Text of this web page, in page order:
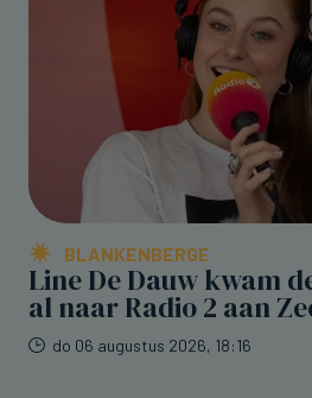
BLANKENBERGE
Line De Dauw kwam
al naar Radio 2 aan
do 06 augustus 2026, 18:16